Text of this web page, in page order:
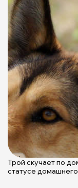
Трой скучает по
статусе